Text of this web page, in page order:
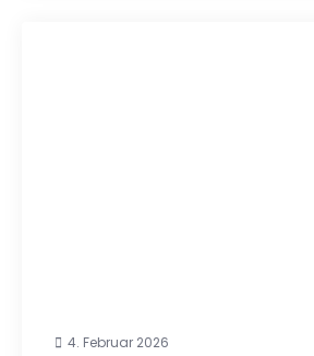
4. Februar 2026